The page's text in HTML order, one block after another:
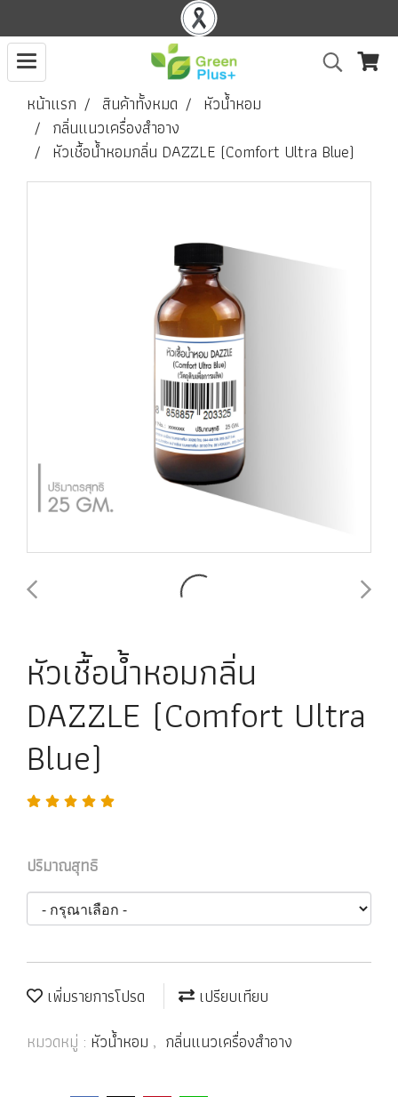
หน้าแรก สินค้าทั้งหมด
หัวน้ำหอม
กลิ่นแนวเครื่องสำอาง
หัวเชื้อน้ำหอมกลิ่น DAZZLE (Comfort Ultra Blue)
หัวเชื้อน้ำหอมกลิ่น
DAZZLE (Comfort Ultra
Blue)
ปริมาณสุทธิ
เพิ่มรายการโปรด
เปรียบเทียบ
หมวดหมู่ : หัวน้ำหอม , กลิ่นแนวเครื่องสำอาง